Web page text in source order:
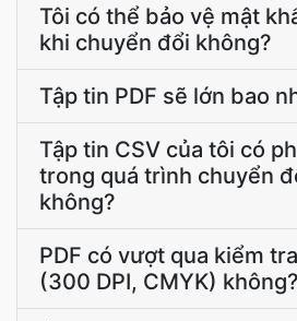
Tôi có thể bảo vệ mật
khi chuyển đổi không?
Tập tin PDF sẽ lớn bao
Tập tin CSV của tôi có
trong quá trình chuyển
không?
PDF có vượt qua kiểm
(300 DPI, CMYK) không?